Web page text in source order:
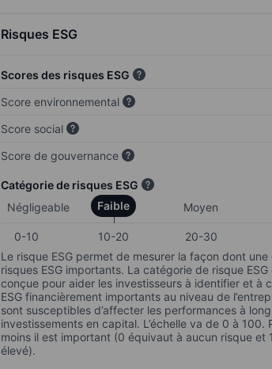
Risques ESG
Scores des risques ESG
Score environnemental
Score social
Score de gouvernance
Catégorie de risques ESG
Négligeable
Faible Moyen
0-10 10-20 20-30
Le risque ESG permet de mesurer la façon dont
risques ESG importants. La catégorie de risque
conçue pour aider les investisseurs à identifier et à
ESG financièrement importants au niveau de
sont susceptibles d’affecter les performances à
investissements en capital. L’échelle va de 0 à 100.
moins il est important (0 équivaut à aucun risque et
élevé).